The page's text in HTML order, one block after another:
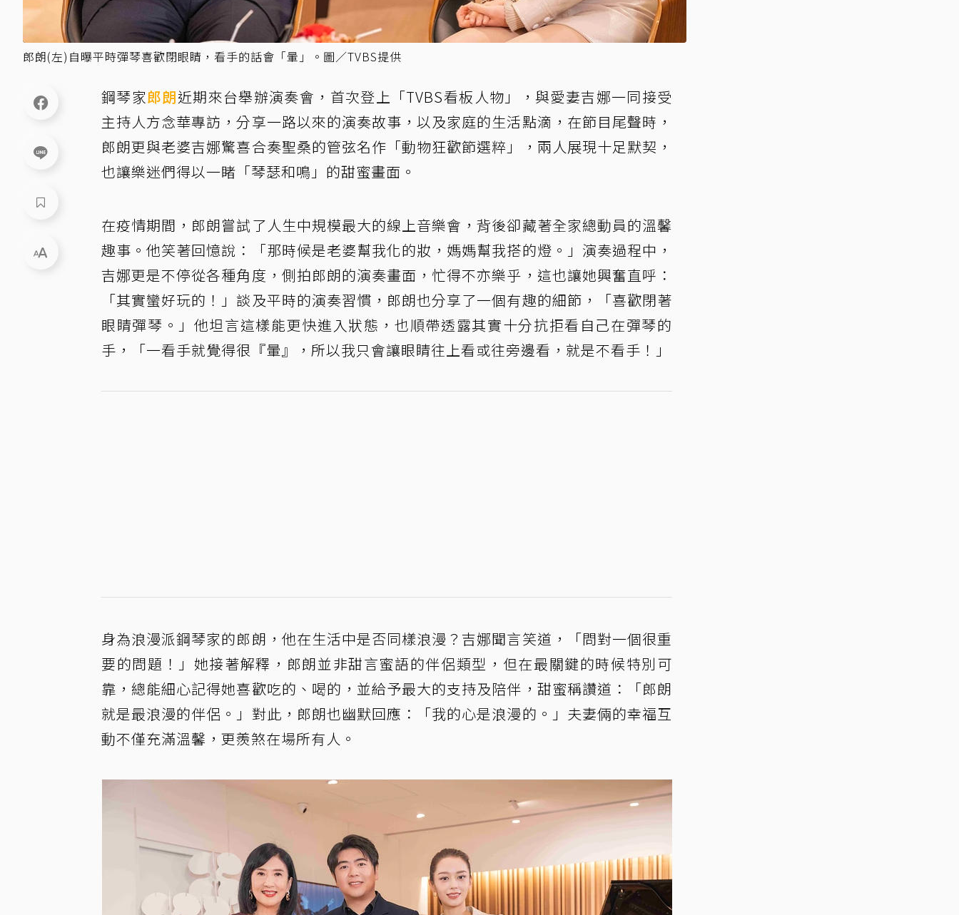
郎朗(左)自曝平時彈琴喜歡閉眼睛，看手的話會「暈」。圖／TVBS提供
鋼琴家郎朗近期來台舉辦演奏會，首次登上「TVBS看板人物」，與愛妻吉娜一同接受
主持人方念華專訪，分享一路以來的演奏故事，以及家庭的生活點滴，在節目尾聲時，
郎朗更與老婆吉娜驚喜合奏聖桑的管弦名作「動物狂歡節選粹」，兩人展現十足默契，
也讓樂迷們得以一睹「琴瑟和鳴」的甜蜜畫面。
在疫情期間，郎朗嘗試了人生中規模最大的線上音樂會，背後卻藏著全家總動員的溫馨
趣事。他笑著回憶說：「那時候是老婆幫我化的妝，媽媽幫我搭的燈。」演奏過程中，
吉娜更是不停從各種角度，側拍郎朗的演奏畫面，忙得不亦樂乎，這也讓她興奮直呼：
「其實蠻好玩的！」談及平時的演奏習慣，郎朗也分享了一個有趣的細節，「喜歡閉著
眼睛彈琴。」他坦言這樣能更快進入狀態，也順帶透露其實十分抗拒看自己在彈琴的
手，「一看手就覺得很『暈』，所以我只會讓眼睛往上看或往旁邊看，就是不看手！」
身為浪漫派鋼琴家的郎朗，他在生活中是否同樣浪漫？吉娜聞言笑道，「問對一個很重
要的問題！」她接著解釋，郎朗並非甜言蜜語的伴侶類型，但在最關鍵的時候特別可
靠，總能細心記得她喜歡吃的、喝的，並給予最大的支持及陪伴，甜蜜稱讚道：「郎朗
就是最浪漫的伴侶。」對此，郎朗也幽默回應：「我的心是浪漫的。」夫妻倆的幸福互
動不僅充滿溫馨，更羨煞在場所有人。